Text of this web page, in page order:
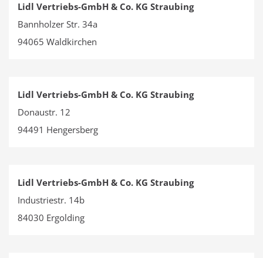
Lidl Vertriebs-GmbH & Co. KG Straubing
Bannholzer Str. 34a
94065 Waldkirchen
Lidl Vertriebs-GmbH & Co. KG Straubing
Donaustr. 12
94491 Hengersberg
Lidl Vertriebs-GmbH & Co. KG Straubing
Industriestr. 14b
84030 Ergolding